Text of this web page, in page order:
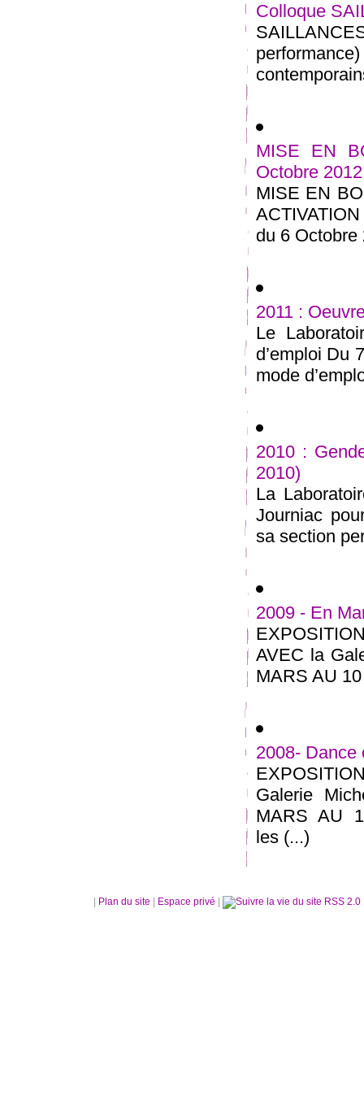
Colloque
MISE EN
Octobre 2012
MISE EN
du 6
2011 :
Le
d’emploi Du
mode
2010 :
2010)
La
Journiac
sa section
2009 - En
AVEC la
MARS AU
2008- Dance
Galerie
MARS AU
les (...)
Plan du site Espace privé RSS 2.0